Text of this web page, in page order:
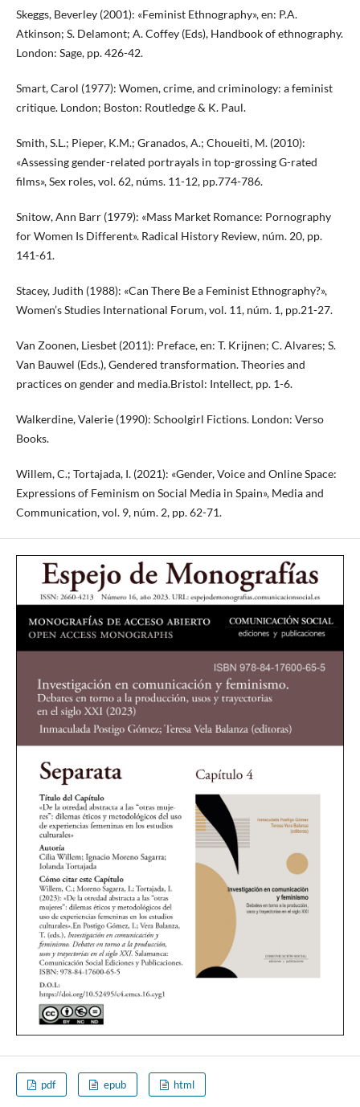
Skeggs, Beverley (2001): «Feminist Ethnography», en: P.A.
Atkinson; S. Delamont; A. Coffey (Eds), Handbook of ethnography.
London: Sage, pp. 426-42.
Smart, Carol (1977): Women, crime, and criminology: a feminist
critique. London; Boston: Routledge & K. Paul.
Smith, S.L.; Pieper, K.M.; Granados, A.; Choueiti, M. (2010):
«Assessing gender-related portrayals in top-grossing G-rated
films», Sex roles, vol. 62, núms. 11-12, pp.774-786.
Snitow, Ann Barr (1979): «Mass Market Romance: Pornography
for Women Is Different». Radical History Review, núm. 20, pp.
141-61.
Stacey, Judith (1988): «Can There Be a Feminist Ethnography?»,
Women’s Studies International Forum, vol. 11, núm. 1, pp.21-27.
Van Zoonen, Liesbet (2011): Preface, en: T. Krijnen; C. Alvares; S.
Van Bauwel (Eds.), Gendered transformation. Theories and
practices on gender and media.Bristol: Intellect, pp. 1-6.
Walkerdine, Valerie (1990): Schoolgirl Fictions. London: Verso
Books.
Willem, C.; Tortajada, I. (2021): «Gender, Voice and Online Space:
Expressions of Feminism on Social Media in Spain», Media and
Communication, vol. 9, núm. 2, pp. 62-71.
pdf epub html